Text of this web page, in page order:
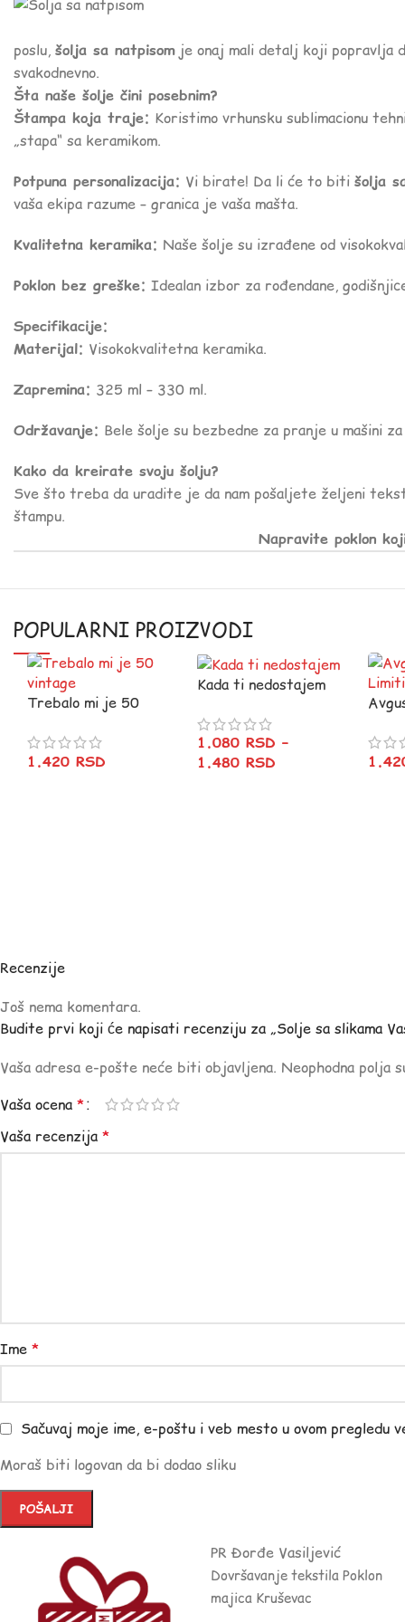
poslu, šolja sa natpisomje onaj mali detalj koji popravlja
svakodnevno.
Šta naše šolje čini posebnim?
Štampa koja traje: Koristimo vrhunsku sublimacionu
„stapa“ sa keramikom.
Potpuna personalizacija: Vi birate! Da li će to biti šolja
vaša ekipa razume – granica je vaša mašta.
Kvalitetna keramika: Naše šolje su izrađene od
Poklon bez greške: Idealan izbor za rođendane,
Specifikacije:
Materijal: Visokokvalitetna keramika.
Zapremina: 325 ml – 330 ml.
Održavanje: Bele šolje su bezbedne za pranje u mašini
Kako da kreirate svoju šolju?
Sve što treba da uradite je da nam pošaljete željeni
štampu.
Napravite poklon
POPULARNI PROIZVODI
Trebalo mi je 50
1.420 RSD
Kada ti nedostajem
1.080RSD –
1.480RSD
Recenzije
Još nema komentara.
Budite prvi koji će napisati recenziju za „Solje sa slikama
Vaša adresa e-pošte neće biti objavljena. Neophodna polja
Vaša ocena *
Vaša recenzija *
Ime *
Sačuvaj moje ime, e-poštu i veb mesto u ovom pregledu
Moraš biti logovan da bi dodao sliku
PR Đorđe Vasiljević
Dovršavanje tekstila Poklon
majica Kruševac